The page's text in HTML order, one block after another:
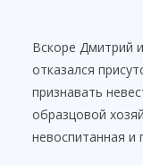
Вскоре Дмитрий
отказался
признавать
образцовой
невоспитанная и